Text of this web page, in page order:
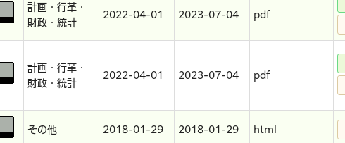
計画・行革・
財政・統計
2022-04-01 2023-07-04 pdf
計画・行革・
財政・統計
2022-04-01 2023-07-04 pdf
その他 2018-01-29 2018-01-29 html